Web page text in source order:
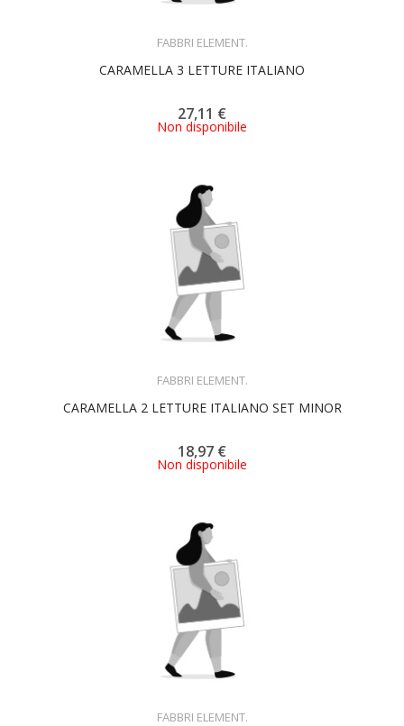
FABBRI ELEMENT.
CARAMELLA 3 LETTURE ITALIANO
27,11 €
Non disponibile
FABBRI ELEMENT.
CARAMELLA 2 LETTURE ITALIANO SET MINOR
18,97 €
Non disponibile
FABBRI ELEMENT.